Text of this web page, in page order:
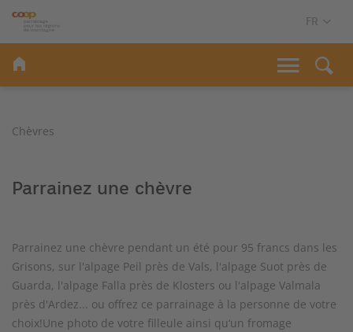
Chèvres
Parrainez une chèvre
Parrainez une chèvre pendant un été pour 95 francs dans les
Grisons, sur l'alpage Peil près de Vals, l'alpage Suot près de
Guarda, l'alpage Falla près de Klosters ou l'alpage Valmala
près d'Ardez... ou offrez ce parrainage à la personne de votre
choix!Une photo de votre filleule ainsi qu‘un fromage